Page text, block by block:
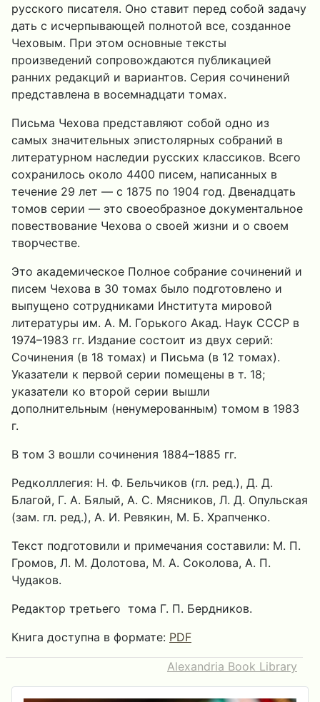
русского писателя. Оно ставит перед собой задачу
дать с исчерпывающей полнотой все, созданное
Чеховым. При этом основные тексты
произведений сопровождаются публикацией
ранних редакций и вариантов. Серия сочинений
представлена в восемнадцати томах.
Письма Чехова представляют собой одно из
самых значительных эпистолярных собраний в
литературном наследии русских классиков. Всего
сохранилось около 4400 писем, написанных в
течение 29 лет — с 1875 по 1904 год. Двенадцать
томов серии — это своеобразное документальное
повествование Чехова о своей жизни и о своем
творчестве.
Это академическое Полное собрание сочинений и
писем Чехова в 30 томах было подготовлено и
выпущено сотрудниками Института мировой
литературы им. А. М. Горького Акад. Наук СССР в
1974–1983 гг. Издание состоит из двух серий:
Сочинения (в 18 томах) и Письма (в 12 томах).
Указатели к первой серии помещены в т. 18;
указатели ко второй серии вышли
дополнительным (ненумерованным) томом в 1983
г.
В том 3 вошли сочинения 1884–1885 гг.
Редколллегия: Н. Ф. Бельчиков (гл. ред.), Д. Д.
Благой, Г. А. Бялый, А. С. Мясников, Л. Д. Опульская
(зам. гл. ред.), А. И. Ревякин, М. Б. Храпченко.
Текст подготовили и примечания составили: М. П.
Громов, Л. М. Долотова, М. А. Соколова, А. П.
Чудаков.
Редактор третьего тома Г. П. Бердников.
Книга доступна в формате: PDF
Alexandria Book Library